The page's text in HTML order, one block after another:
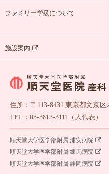
ファミリー学級について
施設案内
住所：〒113-8431 東京都文京区
TEL：03-3813-3111（大代表）
順天堂大学医学部附属 浦安病院
順天堂大学医学部附属 練馬病院
順天堂大学医学部附属 静岡病院